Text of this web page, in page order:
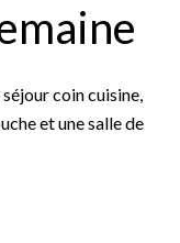
coin cuisine,
et une salle de